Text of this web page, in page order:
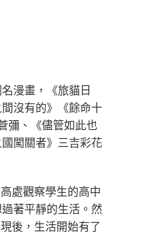
漫畫，《旅貓日
沒有的》《餘命十
彌、《儘管如此也
闖關者》三吉彩花
處觀察學生的高中
著平靜的生活。然
後，生活開始有了